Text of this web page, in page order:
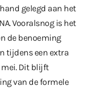
gelegd aan het
Vooralsnog is het
de benoeming
tijdens een extra
Dit blijft
van de formele